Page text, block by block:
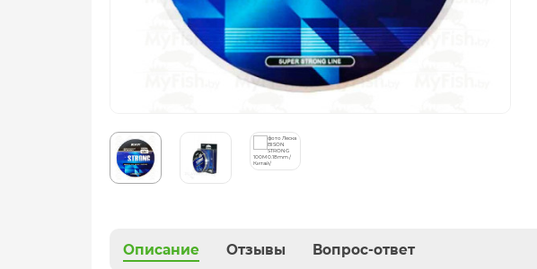
Описание Отзывы Вопрос-ответ